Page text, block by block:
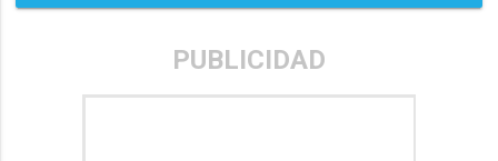
PUBLICIDAD